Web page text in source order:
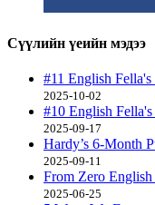
Сүүлийн үеийн мэдээ
#11 English
2025-10-02
#10 English
2025-09-17
Hardy’s 6-Month
2025-09-11
From Zero
2025-06-25